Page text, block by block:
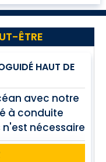
ÊTRE
HAUT DE
avec notre
à conduite
nécessaire